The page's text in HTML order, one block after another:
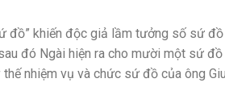
đồ” khiến độc giả lầm tưởng số sứ
đó Ngài hiện ra cho mười một sứ
nhiệm vụ và chức sứ đồ của ông